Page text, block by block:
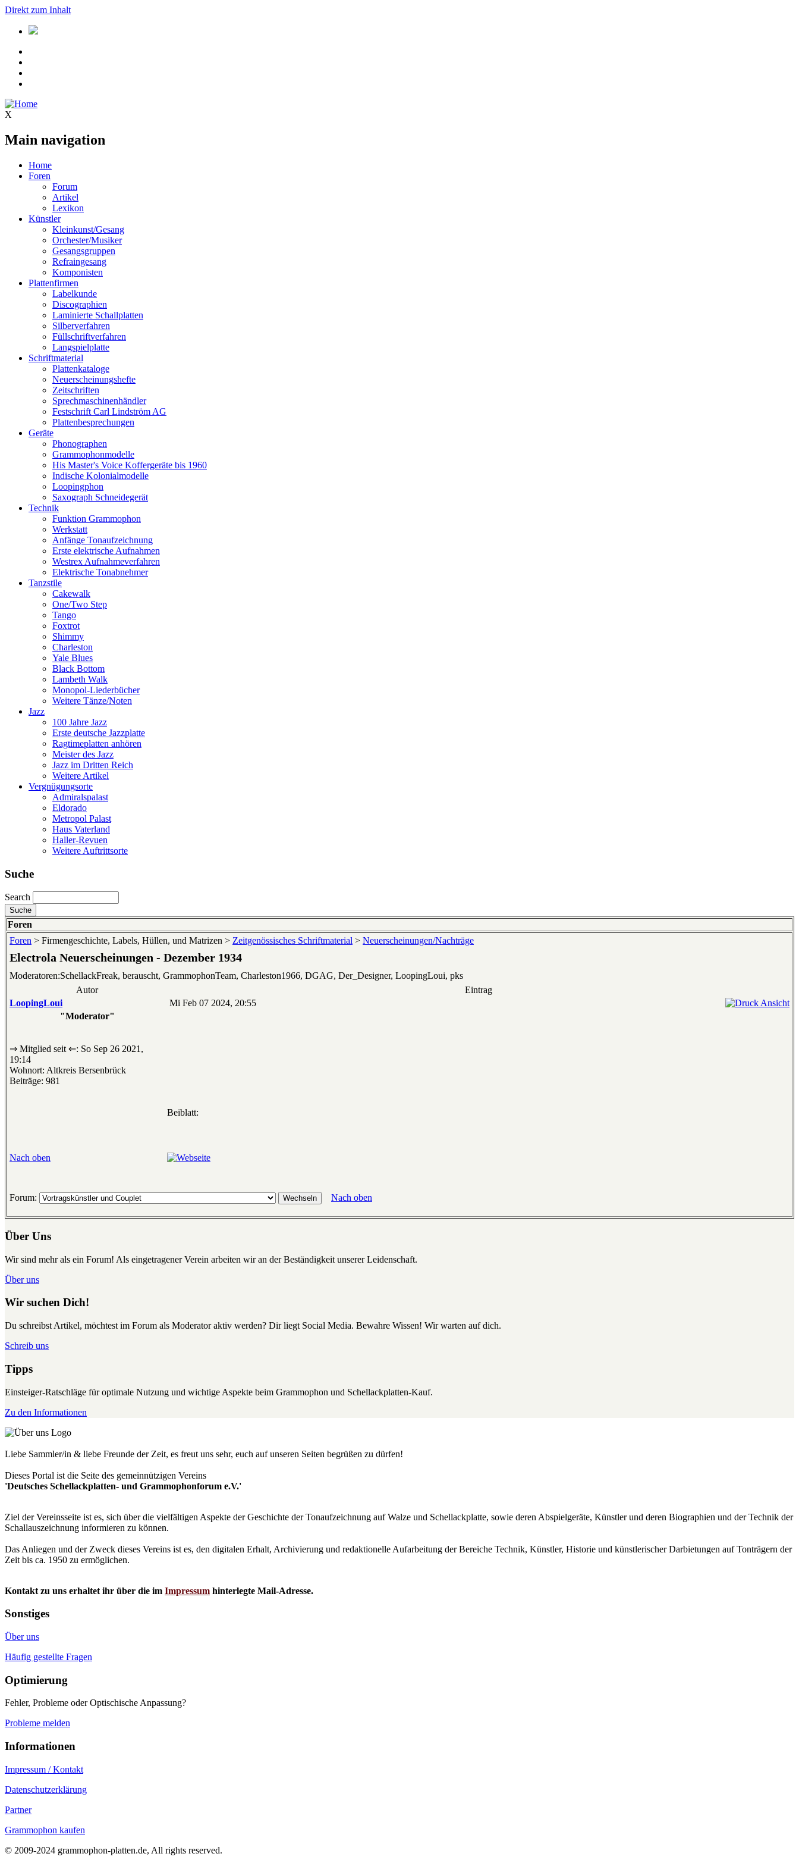
Direkt zum Inhalt
X
Main navigation
Home
Foren
Forum
Artikel
Lexikon
Künstler
Kleinkunst/Gesang
Orchester/Musiker
Gesangsgruppen
Refraingesang
Komponisten
Plattenfirmen
Labelkunde
Discographien
Laminierte Schallplatten
Silberverfahren
Füllschriftverfahren
Langspielplatte
Schriftmaterial
Plattenkataloge
Neuerscheinungshefte
Zeitschriften
Sprechmaschinenhändler
Festschrift Carl Lindström AG
Plattenbesprechungen
Geräte
Phonographen
Grammophonmodelle
His Master's Voice Koffergeräte bis 1960
Indische Kolonialmodelle
Loopingphon
Saxograph Schneidegerät
Technik
Funktion Grammophon
Werkstatt
Anfänge Tonaufzeichnung
Erste elektrische Aufnahmen
Westrex Aufnahmeverfahren
Elektrische Tonabnehmer
Tanzstile
Cakewalk
One/Two Step
Tango
Foxtrot
Shimmy
Charleston
Yale Blues
Black Bottom
Lambeth Walk
Monopol-Liederbücher
Weitere Tänze/Noten
Jazz
100 Jahre Jazz
Erste deutsche Jazzplatte
Ragtimeplatten anhören
Meister des Jazz
Jazz im Dritten Reich
Weitere Artikel
Vergnügungsorte
Admiralspalast
Eldorado
Metropol Palast
Haus Vaterland
Haller-Revuen
Weitere Auftrittsorte
Suche
Search
Foren
Foren > Firmengeschichte, Labels, Hüllen, und Matrizen > Zeitgenössisches Schriftmaterial > Neuerscheinungen/Nachträge
Electrola Neuerscheinungen - Dezember 1934
Moderatoren:SchellackFreak, berauscht, GrammophonTeam, Charleston1966, DGAG, Der_Designer, LoopingLoui, pks
Autor
Eintrag
LoopingLoui
Mi Feb 07 2024, 20:55
"Moderator"
⇒ Mitglied seit ⇐: So Sep 26 2021,
19:14
Wohnort: Altkreis Bersenbrück
Beiträge: 981
Beiblatt:
Nach oben
Forum: Nach oben
Über Uns
Wir sind mehr als ein Forum! Als eingetragener Verein arbeiten wir an der Beständigkeit unserer Leidenschaft.
Über uns
Wir suchen Dich!
Du schreibst Artikel, möchtest im Forum als Moderator aktiv werden? Dir liegt Social Media. Bewahre Wissen! Wir warten auf dich.
Schreib uns
Tipps
Einsteiger-Ratschläge für optimale Nutzung und wichtige Aspekte beim Grammophon und Schellackplatten-Kauf.
Zu den Informationen
Liebe Sammler/in & liebe Freunde der Zeit, es freut uns sehr, euch auf unseren Seiten begrüßen zu dürfen!
Dieses Portal ist die Seite des gemeinnützigen Vereins
'Deutsches Schellackplatten- und Grammophonforum e.V.'
Ziel der Vereinsseite ist es, sich über die vielfältigen Aspekte der Geschichte der Tonaufzeichnung auf Walze und Schellackplatte, sowie deren Abspielgeräte, Künstler und deren Biographien und der Technik der
Schallauszeichnung informieren zu können.
Das Anliegen und der Zweck dieses Vereins ist es, den digitalen Erhalt, Archivierung und redaktionelle Aufarbeitung der Bereiche Technik, Künstler, Historie und künstlerischer Darbietungen auf Tonträgern der
Zeit bis ca. 1950 zu ermöglichen.
Kontakt zu uns erhaltet ihr über die im Impressum hinterlegte Mail-Adresse.
Sonstiges
Über uns
Häufig gestellte Fragen
Optimierung
Fehler, Probleme oder Optischische Anpassung?
Probleme melden
Informationen
Impressum / Kontakt
Datenschutzerklärung
Partner
Grammophon kaufen
© 2009-2024 grammophon-platten.de, All rights reserved.